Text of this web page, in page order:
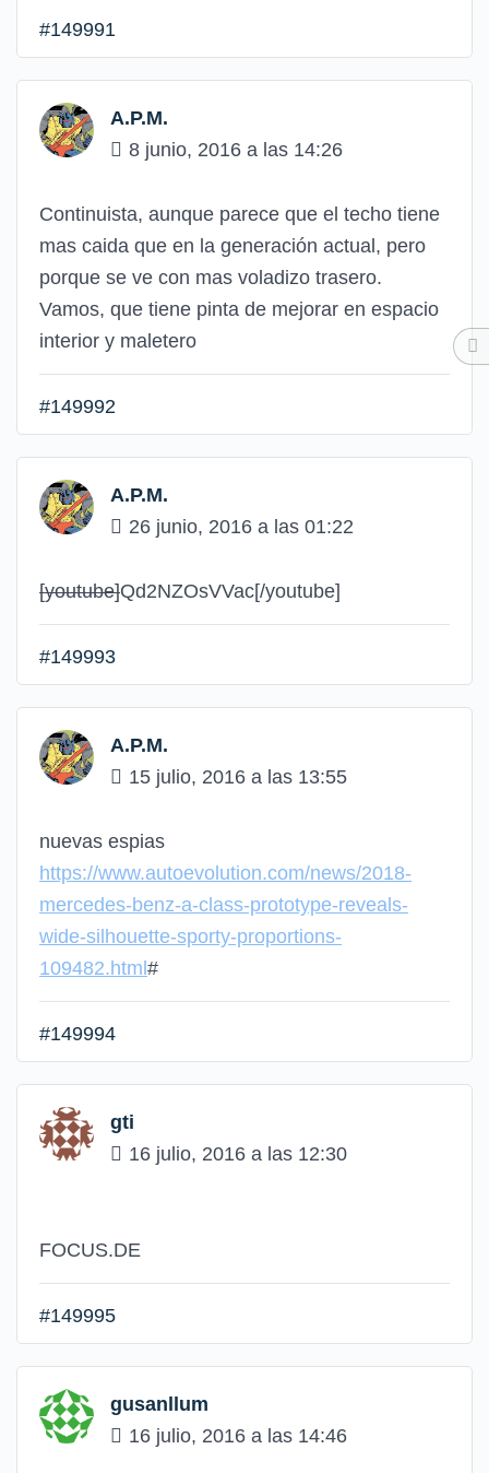
#149991
A.P.M.
8 junio, 2016 a las 14:26
Continuista, aunque parece que el techo tiene
mas caida que en la generación actual, pero
porque se ve con mas voladizo trasero.
Vamos, que tiene pinta de mejorar en espacio
interior y maletero
#149992
A.P.M.
26 junio, 2016 a las 01:22
[youtube]Qd2NZOsVVac[/youtube]
#149993
A.P.M.
15 julio, 2016 a las 13:55
nuevas espias
https://www.autoevolution.com/news/2018-
mercedes-benz-a-class-prototype-reveals-
wide-silhouette-sporty-proportions-
109482.html#
#149994
gti
16 julio, 2016 a las 12:30
FOCUS.DE
#149995
gusanllum
16 julio, 2016 a las 14:46